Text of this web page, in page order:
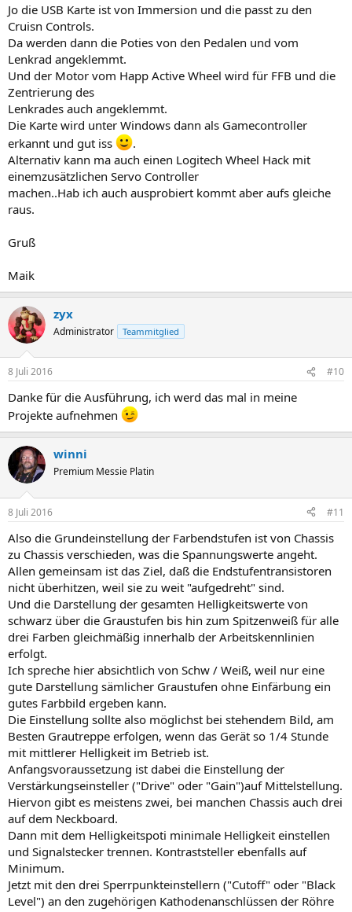
Jo die USB Karte ist von Immersion und die passt zu den
Cruisn Controls.
Da werden dann die Poties von den Pedalen und vom
Lenkrad angeklemmt.
Und der Motor vom Happ Active Wheel wird für FFB und die
Zentrierung des
Lenkrades auch angeklemmt.
Die Karte wird unter Windows dann als Gamecontroller
erkannt und gut iss
.
Alternativ kann ma auch einen Logitech Wheel Hack mit
einemzusätzlichen Servo Controller
machen..Hab ich auch ausprobiert kommt aber aufs gleiche
raus.
Gruß
Maik
zyx
Administrator Teammitglied
8 Juli 2016 #10
Danke für die Ausführung, ich werd das mal in meine
Projekte aufnehmen
winni
Premium Messie Platin
8 Juli 2016 #11
Also die Grundeinstellung der Farbendstufen ist von Chassis
zu Chassis verschieden, was die Spannungswerte angeht.
Allen gemeinsam ist das Ziel, daß die Endstufentransistoren
nicht überhitzen, weil sie zu weit "aufgedreht" sind.
Und die Darstellung der gesamten Helligkeitswerte von
schwarz über die Graustufen bis hin zum Spitzenweiß für alle
drei Farben gleichmäßig innerhalb der Arbeitskennlinien
erfolgt.
Ich spreche hier absichtlich von Schw / Weiß, weil nur eine
gute Darstellung sämlicher Graustufen ohne Einfärbung ein
gutes Farbbild ergeben kann.
Die Einstellung sollte also möglichst bei stehendem Bild, am
Besten Grautreppe erfolgen, wenn das Gerät so 1/4 Stunde
mit mittlerer Helligkeit im Betrieb ist.
Anfangsvoraussetzung ist dabei die Einstellung der
Verstärkungseinsteller ("Drive" oder "Gain")auf Mittelstellung.
Hiervon gibt es meistens zwei, bei manchen Chassis auch drei
auf dem Neckboard.
Dann mit dem Helligkeitspoti minimale Helligkeit einstellen
und Signalstecker trennen. Kontraststeller ebenfalls auf
Minimum.
Jetzt mit den drei Sperrpunkteinstellern ("Cutoff" oder "Black
Level") an den zugehörigen Kathodenanschlüssen der Röhre